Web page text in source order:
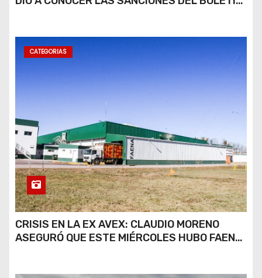
CATEGORIAS
CRISIS EN LA EX AVEX: CLAUDIO MORENO
ASEGURÓ QUE ESTE MIÉRCOLES HUBO FAENA